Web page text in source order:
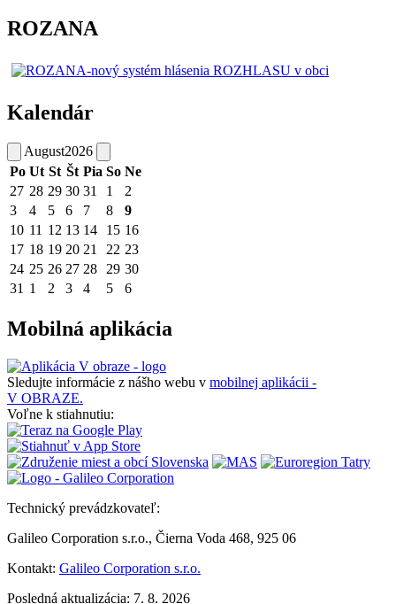
ROZANA
Kalendár
August2026
Po Ut St Št Pia So Ne
27 28 29 30 31 1
2
3
4 5 6 7 8
9
10 11 12 13 14 15 16
17 18 19 20 21 22 23
24 25 26 27 28 29 30
31 1 2 3 4 5 6
Mobilná aplikácia
Sledujte informácie z nášho webu v mobilnej aplikácii -
V OBRAZE.
Voľne k stiahnutiu:
Technický prevádzkovateľ:
Galileo Corporation s.r.o., Čierna Voda 468, 925 06
Kontakt: Galileo Corporation s.r.o.
Posledná aktualizácia: 7. 8. 2026